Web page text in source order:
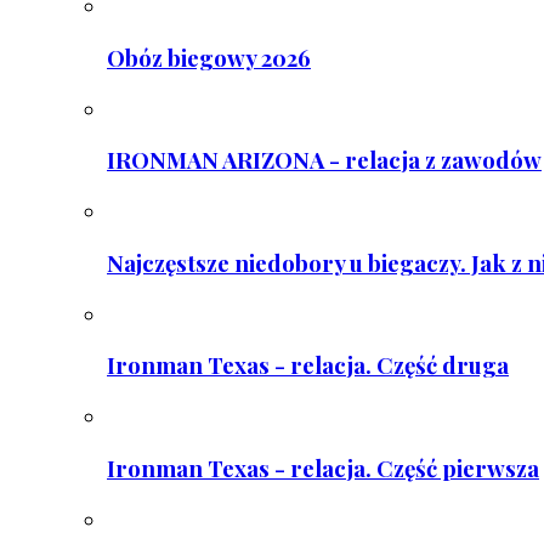
Obóz biegowy 2026
IRONMAN ARIZONA - relacja z zawodów
Najczęstsze niedobory u biegaczy. Jak z
Ironman Texas - relacja. Część druga
Ironman Texas - relacja. Część pierwsza